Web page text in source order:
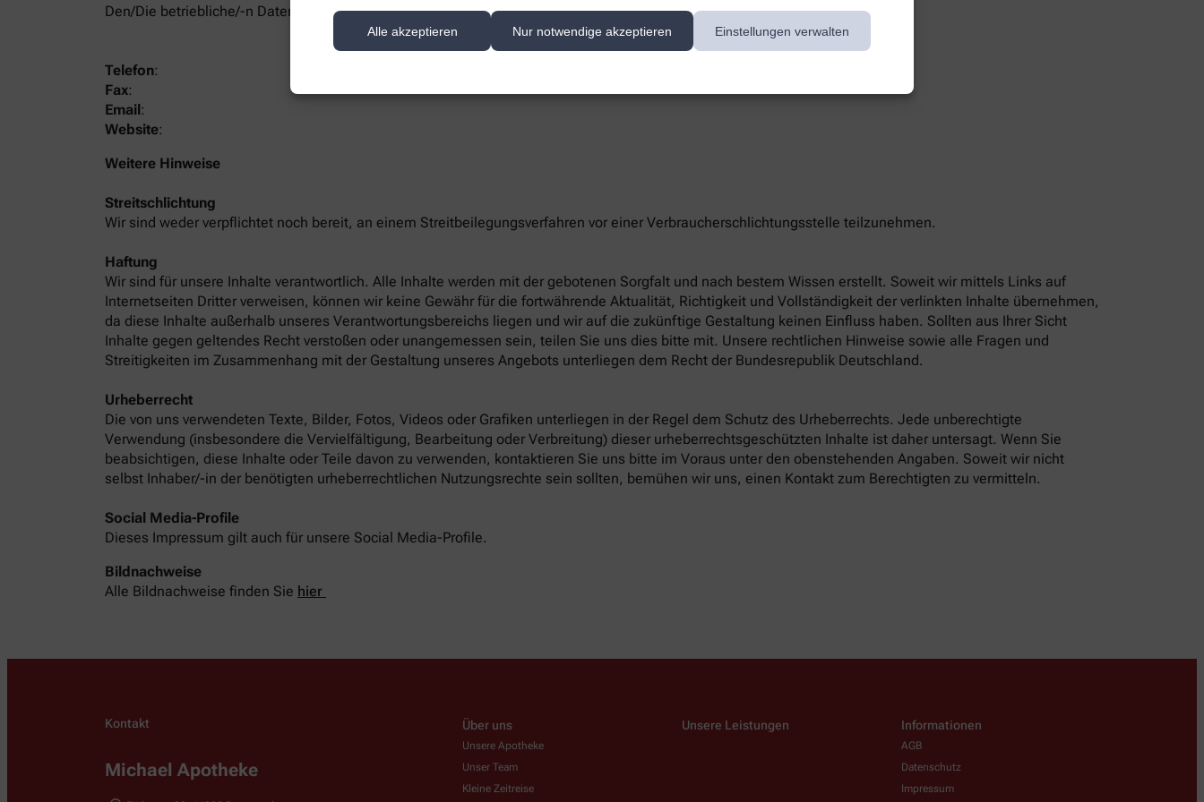
Alle akzeptieren Nur notwendige akzeptieren Einstellungen verwalten
Den/Die betriebliche/-n Datenschutzbeauftragte/-n unserer Apotheke können Sie hier erreichen:
Telefon:
Fax:
Email:
Website:
Weitere Hinweise
Streitschlichtung
Wir sind weder verpflichtet noch bereit, an einem Streitbeilegungsverfahren vor einer Verbraucherschlichtungsstelle teilzunehmen.
Haftung
Wir sind für unsere Inhalte verantwortlich. Alle Inhalte werden mit der gebotenen Sorgfalt und nach bestem Wissen erstellt. Soweit wir mittels Links auf
Internetseiten Dritter verweisen, können wir keine Gewähr für die fortwährende Aktualität, Richtigkeit und Vollständigkeit der verlinkten Inhalte übernehmen,
da diese Inhalte außerhalb unseres Verantwortungsbereichs liegen und wir auf die zukünftige Gestaltung keinen Einfluss haben. Sollten aus Ihrer Sicht
Inhalte gegen geltendes Recht verstoßen oder unangemessen sein, teilen Sie uns dies bitte mit. Unsere rechtlichen Hinweise sowie alle Fragen und
Streitigkeiten im Zusammenhang mit der Gestaltung unseres Angebots unterliegen dem Recht der Bundesrepublik Deutschland.
Urheberrecht
Die von uns verwendeten Texte, Bilder, Fotos, Videos oder Grafiken unterliegen in der Regel dem Schutz des Urheberrechts. Jede unberechtigte
Verwendung (insbesondere die Vervielfältigung, Bearbeitung oder Verbreitung) dieser urheberrechtsgeschützten Inhalte ist daher untersagt. Wenn Sie
beabsichtigen, diese Inhalte oder Teile davon zu verwenden, kontaktieren Sie uns bitte im Voraus unter den obenstehenden Angaben. Soweit wir nicht
selbst Inhaber/-in der benötigten urheberrechtlichen Nutzungsrechte sein sollten, bemühen wir uns, einen Kontakt zum Berechtigten zu vermitteln.
Social Media-Profile
Dieses Impressum gilt auch für unsere Social Media-Profile.
Bildnachweise
Alle Bildnachweise finden Sie hier
Kontakt
Michael Apotheke
Über uns
Unsere Apotheke
Unser Team
Kleine Zeitreise
Unsere Leistungen Informationen
AGB
Datenschutz
Impressum